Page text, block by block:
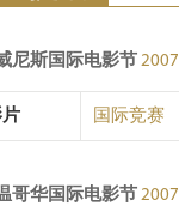
尼斯国际电影节 2007
国际竞赛
哥华国际电影节 2007